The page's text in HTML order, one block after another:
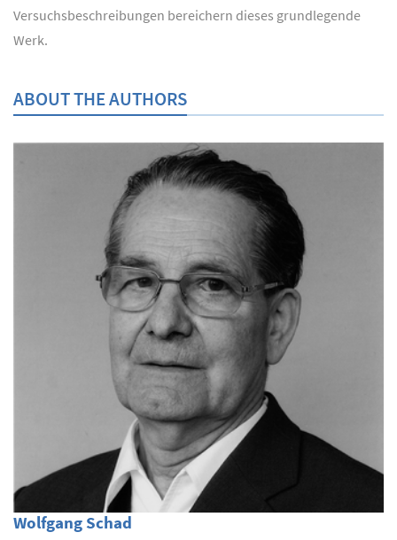
Versuchsbeschreibungen bereichern dieses grundlegende
Werk.
ABOUT THE AUTHORS
Wolfgang Schad